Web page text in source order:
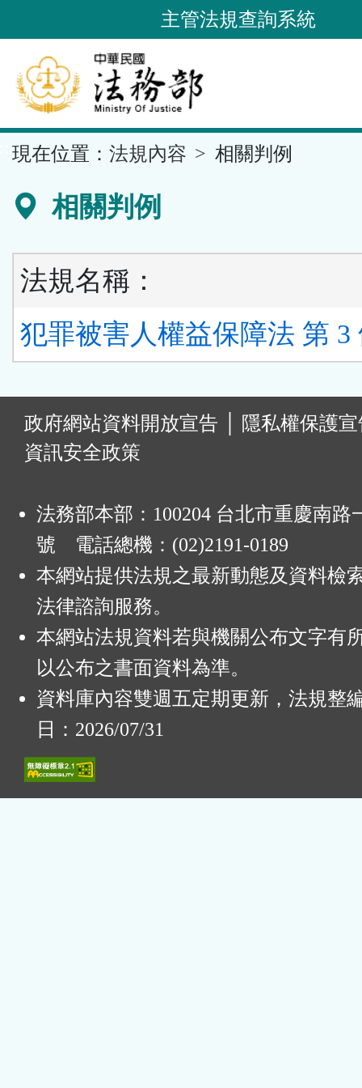
到
要
內
容
區
主管法規查詢系統
現在位置： 法規內容 相關判例
相關判例
法規名稱：
犯罪被害人權益保障法 第 3
政府網站資料開放宣告
隱私權保護
資訊安全政策
法務部本部：100204 台北市重慶南路
號 電話總機：(02)2191-0189
本網站提供法規之最新動態及資料檢
法律諮詢服務。
本網站法規資料若與機關公布文字有
以公布之書面資料為準。
資料庫內容雙週五定期更新，法規整
日：2026/07/31